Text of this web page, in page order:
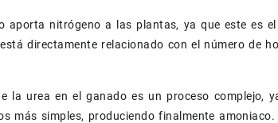
aporta nitrógeno a las plantas, ya que este es
directamente relacionado con el número de
la urea en el ganado es un proceso complejo,
más simples, produciendo finalmente amoniaco.